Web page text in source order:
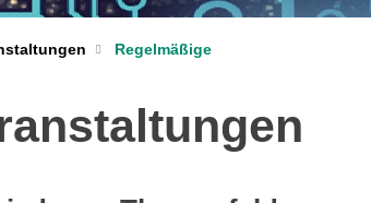
Regelmäßige